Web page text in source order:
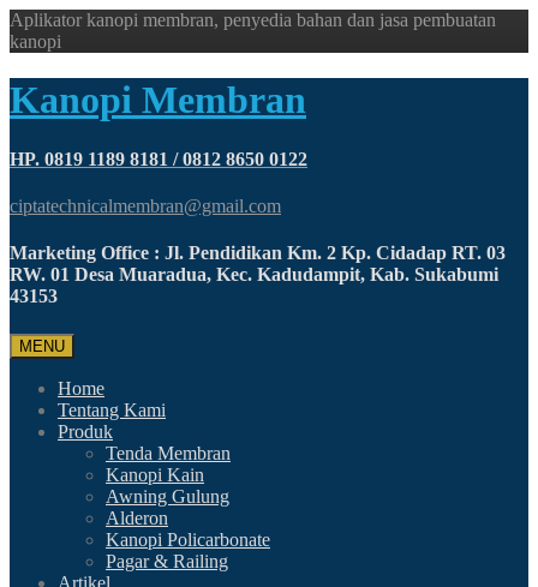
Aplikator kanopi membran, penyedia bahan dan jasa pembuatan
kanopi
Kanopi Membran
HP. 0819 1189 8181 / 0812 8650 0122
ciptatechnicalmembran@gmail.com
Marketing Office : Jl. Pendidikan Km. 2 Kp. Cidadap RT. 03
RW. 01 Desa Muaradua, Kec. Kadudampit, Kab. Sukabumi
43153
MENU
Home
Tentang Kami
Produk
Tenda Membran
Kanopi Kain
Awning Gulung
Alderon
Kanopi Policarbonate
Pagar & Railing
Artikel